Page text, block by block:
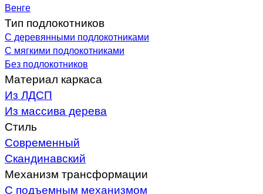
Венге
Тип подлокотников
С деревянными подлокотниками
С мягкими подлокотниками
Без подлокотников
Материал каркаса
Из ЛДСП
Из массива дерева
Стиль
Современный
Скандинавский
Механизм трансформации
С подъемным механизмом